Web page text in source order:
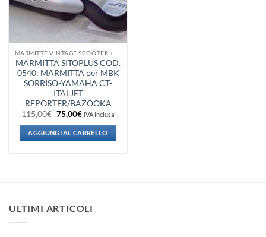
MARMITTA SITOPLUS COD.
0540: MARMITTA per MBK
SORRISO-YAMAHA CT-
ITALJET
REPORTER/BAZOOKA
115,00€ Il
prezzo
originale
era:
115,00€.
75,00€Il
attuale
è:
75,00€.
IVA inclusa
AGGIUNGI AL CARRELLO
ULTIMI ARTICOLI